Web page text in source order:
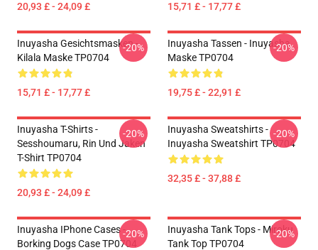
20,93 £ - 24,09 £ 15,71 £ - 17,77 £
Inuyasha Gesichtsmasken -
Kilala Maske TP0704
15,71 £ - 17,77 £
-20%
Inuyasha Tassen - Inuyasha
Maske TP0704
19,75 £ - 22,91 £
-20%
Inuyasha T-Shirts -
Sesshoumaru, Rin Und Jaken
T-Shirt TP0704
20,93 £ - 24,09 £
-20%
Inuyasha Sweatshirts -
Inuyasha Sweatshirt TP0704
32,35 £ - 37,88 £
-20%
Inuyasha IPhone Cases -
Borking Dogs Case TP0704
-20%
Inuyasha Tank Tops - Miroku
Tank Top TP0704
-20%